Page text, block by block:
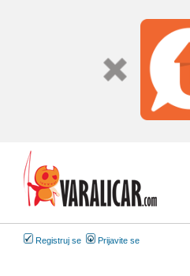
Registruj se Prijavite se